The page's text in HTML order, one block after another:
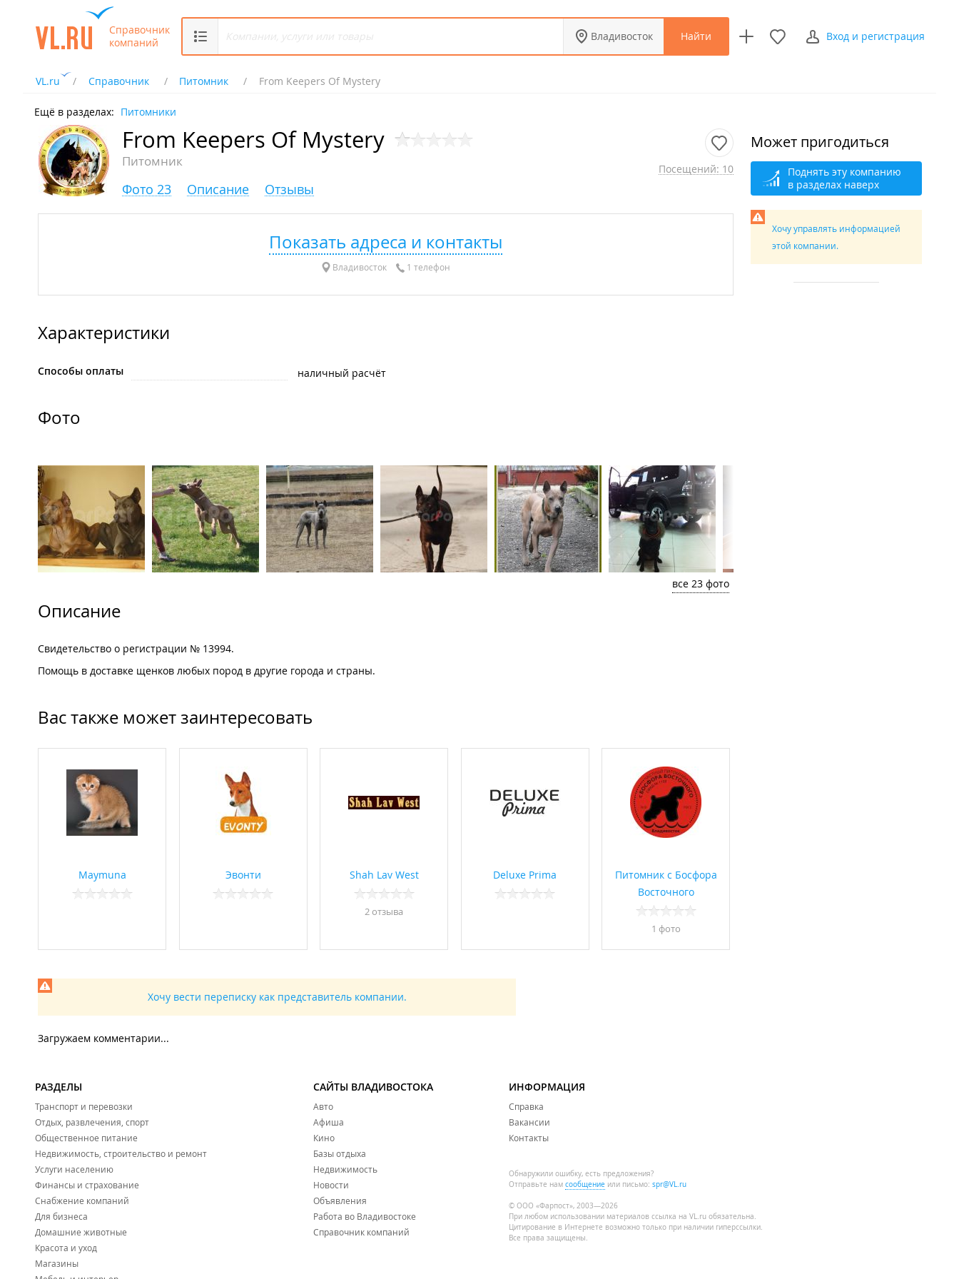
Справочник
компаний
Владивосток Найти Вход и регистрация
VL.ru Справочник Питомник From Keepers Of Mystery
Ещё в разделах: Питомники
From Keepers Of Mystery
Питомник Посещений: 10
Фото 23 Описание Отзывы
Показать адреса и контакты
Владивосток 1 телефон
Характеристики
Способы оплаты наличный расчёт
Фото
все 23 фото
Описание
Свидетельство о регистрации № 13994.
Помощь в доставке щенков любых пород в другие города и страны.
Вас также может заинтересовать
Maymuna Эвонти Shah Lav West
2 отзывa
Deluxe Prima
Питомник с Босфора
Восточного
1 фото
Хочу вести переписку как представитель компании.
Загружаем комментарии...
Может пригодиться
Поднять эту компанию
в разделах наверх
Хочу управлять информацией
этой компании.
РАЗДЕЛЫ
Транспорт и перевозки
Отдых, развлечения, спорт
Общественное питание
Недвижимость, строительство и ремонт
Услуги населению
Финансы и страхование
Снабжение компаний
Для бизнеса
Домашние животные
Красота и уход
Магазины
САЙТЫ ВЛАДИВОСТОКА
Авто
Афиша
Кино
Базы отдыха
Недвижимость
Новости
Объявления
Работа во Владивостоке
Справочник компаний
ИНФОРМАЦИЯ
Справка
Вакансии
Контакты
Обнаружили ошибку, есть предложения?
Отправьте нам сообщение или письмо: spr@VL.ru
© ООО «Фарпост», 2003—2026
При любом использовании материалов ссылка на VL.ru обязательна.
Цитирование в Интернете возможно только при наличии гиперссылки.
Все права защищены.